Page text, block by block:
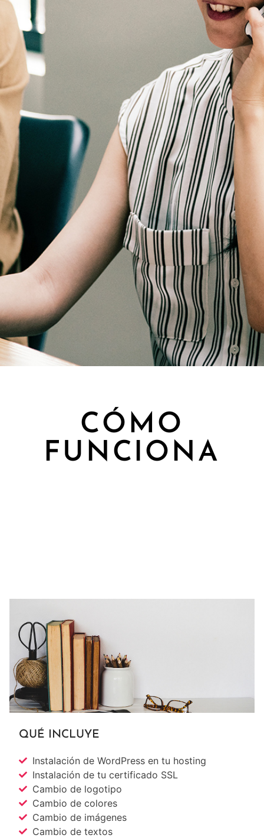
CÓMO
FUNCIONA
QUÉ INCLUYE
Instalación de WordPress en tu hosting
Instalación de tu certificado SSL
Cambio de logotipo
Cambio de colores
Cambio de imágenes
Cambio de textos